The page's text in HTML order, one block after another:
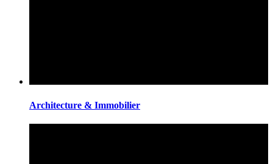
Architecture & Immobilier